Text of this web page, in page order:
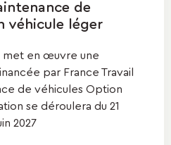
de
véhicule léger
met en œuvre une
par France Travail
de véhicules Option
se déroulera du 21
2027